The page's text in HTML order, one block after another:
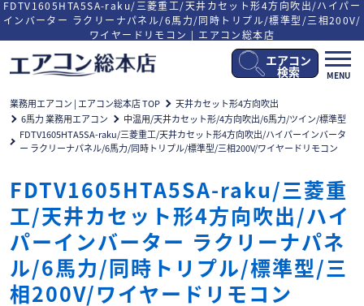
FDTV1605HTA5SA-raku/三菱重工/天井カセット形4方向吹出/ハイパー
インバーター ラクリーナパネル/6馬力/同時トリプル/標準型/三相200V/
ワイヤードリモコン | エアコン総本店
メ
ニ
ー
開
閉
MENU
エアコン
検索
業務用エアコン | エアコン総本店 TOP
天井カセット形4方向吹出
6馬力 業務用エアコン
中温用/天井カセット形/4方向吹出/6馬力/ツイン/標準型
FDTV1605HTA5SA-raku/三菱重工/天井カセット形4方向吹出/ハイパーインバータ
ー ラクリーナパネル/6馬力/同時トリプル/標準型/三相200V/ワイヤードリモコン
FDTV1605HTA5SA-raku/三菱重
工/天井カセット形4方向吹出/ハイ
パーインバーター ラクリーナパネ
ル/6馬力/同時トリプル/標準型/三
相200V/ワイヤードリモコン